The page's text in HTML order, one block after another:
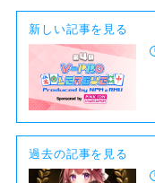
新しい記事を見る
過去の記事を見る